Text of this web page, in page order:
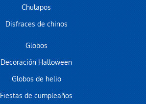
Chulapos
Disfraces de chinos
Globos
Decoración Halloween
Globos de helio
Fiestas de cumpleaños